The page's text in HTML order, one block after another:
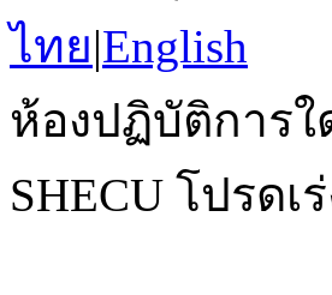
ไทย|English
ห้องปฏิบัติการ
SHECU โปรด